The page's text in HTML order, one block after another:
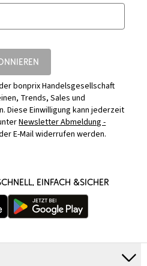
bonprix Handelsgesellschaft
Trends, Sales und
Diese Einwilligung kann jederzeit
Newsletter Abmeldung -
E-Mail widerrufen werden.
EINFACH &SICHER